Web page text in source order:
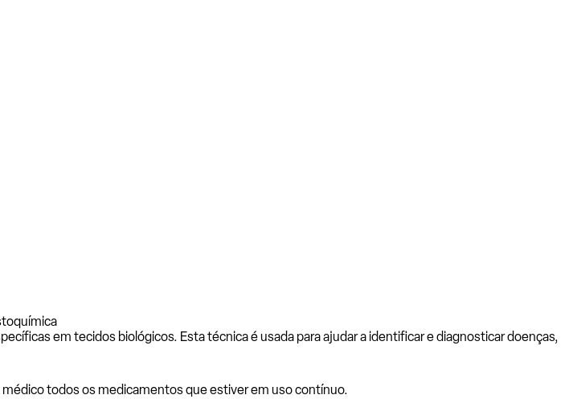
em tecidos biológicos. Esta técnica é usada para ajudar a identificar e diagnosticar doenças,
todos os medicamentos que estiver em uso contínuo.